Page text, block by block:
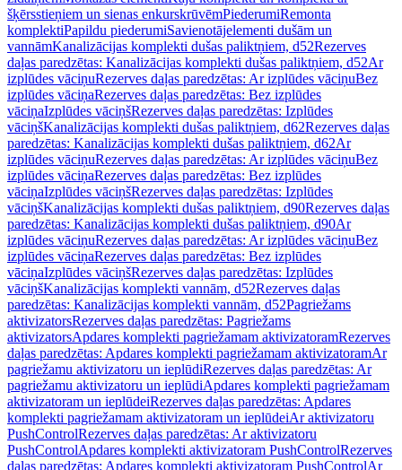
šķērsstieņiem un sienas enkurskrūvēmPiederumiRemonta
komplektiPapildu piederumiSavienotājelementi dušām un
vannāmKanalizācijas komplekti dušas paliktņiem, d52Rezerves
daļas paredzētas: Kanalizācijas komplekti dušas paliktņiem, d52Ar
izplūdes vāciņuRezerves daļas paredzētas: Ar izplūdes vāciņuBez
izplūdes vāciņaRezerves daļas paredzētas: Bez izplūdes
vāciņaIzplūdes vāciņšRezerves daļas paredzētas: Izplūdes
vāciņšKanalizācijas komplekti dušas paliktņiem, d62Rezerves daļas
paredzētas: Kanalizācijas komplekti dušas paliktņiem, d62Ar
izplūdes vāciņuRezerves daļas paredzētas: Ar izplūdes vāciņuBez
izplūdes vāciņaRezerves daļas paredzētas: Bez izplūdes
vāciņaIzplūdes vāciņšRezerves daļas paredzētas: Izplūdes
vāciņšKanalizācijas komplekti dušas paliktņiem, d90Rezerves daļas
paredzētas: Kanalizācijas komplekti dušas paliktņiem, d90Ar
izplūdes vāciņuRezerves daļas paredzētas: Ar izplūdes vāciņuBez
izplūdes vāciņaRezerves daļas paredzētas: Bez izplūdes
vāciņaIzplūdes vāciņšRezerves daļas paredzētas: Izplūdes
vāciņšKanalizācijas komplekti vannām, d52Rezerves daļas
paredzētas: Kanalizācijas komplekti vannām, d52Pagriežams
aktivizatorsRezerves daļas paredzētas: Pagriežams
aktivizatorsApdares komplekti pagriežamam aktivizatoramRezerves
daļas paredzētas: Apdares komplekti pagriežamam aktivizatoramAr
pagriežamu aktivizatoru un ieplūdiRezerves daļas paredzētas: Ar
pagriežamu aktivizatoru un ieplūdiApdares komplekti pagriežamam
aktivizatoram un ieplūdeiRezerves daļas paredzētas: Apdares
komplekti pagriežamam aktivizatoram un ieplūdeiAr aktivizatoru
PushControlRezerves daļas paredzētas: Ar aktivizatoru
PushControlApdares komplekti aktivizatoram PushControlRezerves
daļas paredzētas: Apdares komplekti aktivizatoram PushControlAr